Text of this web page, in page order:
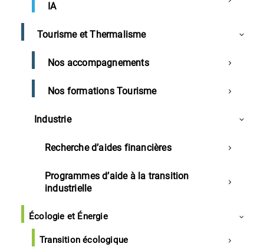
IA
Tourisme et Thermalisme
Nos accompagnements
Nos formations Tourisme
Industrie
Recherche d’aides financières
Programmes d’aide à la transition
industrielle
Écologie et Énergie
Transition écologique
Notre offre